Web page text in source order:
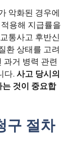
악화된 경우에
용해 지급률을
통사고 후반신
환 상태를 고려
과거 병력 관련
다. 사고 당시의
것이 중요합
구 절차